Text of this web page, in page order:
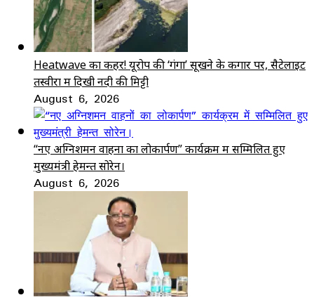
Heatwave का कहर! यूरोप की ‘गंगा’ सूखने के कगार पर, सैटेलाइट
तस्वीरों में दिखी नदी की मिट्टी
August 6, 2026
“नए अग्निशमन वाहनों का लोकार्पण” कार्यक्रम में सम्मिलित हुए
मुख्यमंत्री हेमन्त सोरेन।
August 6, 2026